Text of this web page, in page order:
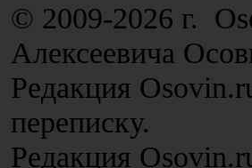
© 2009-2026 г.
Алексеевича
Редакция
переписку.
Редакция